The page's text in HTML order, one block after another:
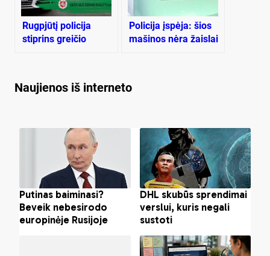
Rugpjūtį policija
stiprins greičio
Policija įspėja: šios
mašinos nėra žaislai
Naujienos iš interneto